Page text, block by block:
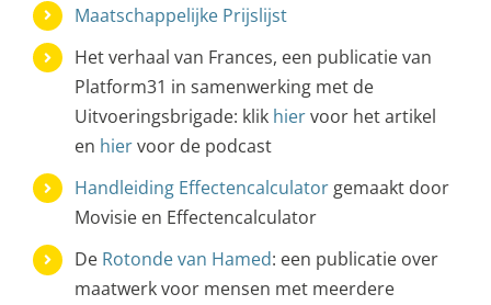
Maatschappelijke Prijslijst
Het verhaal van Frances, een publicatie van
Platform31 in samenwerking met de
Uitvoeringsbrigade: klik hiervoor het artikel
en hiervoor de podcast
Handleiding Effectencalculator gemaakt door
Movisie en Effectencalculator
De Rotonde van Hamed: een publicatie over
maatwerk voor mensen met meerdere